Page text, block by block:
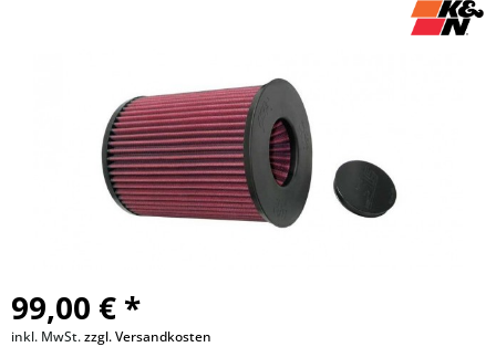
99,00 € *
inkl. MwSt.zzgl. Versandkosten